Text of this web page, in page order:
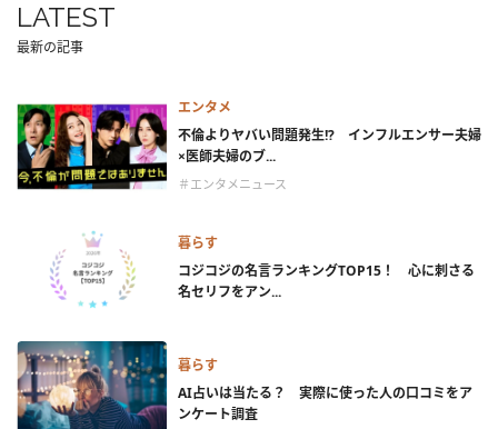
LATEST
最新の記事
エンタメ
不倫よりヤバい問題発生!? インフルエンサー夫婦
×医師夫婦のブ...
＃エンタメニュース
暮らす
コジコジの名言ランキングTOP15！ 心に刺さる
名セリフをアン...
暮らす
AI占いは当たる？ 実際に使った人の口コミをア
ンケート調査